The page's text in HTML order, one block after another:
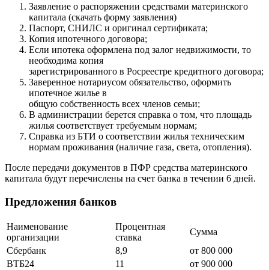
Заявление о распоряжении средствами материнского
капитала (скачать форму заявления)
Паспорт, СНИЛС и оригинал сертификата;
Копия ипотечного договора;
Если ипотека оформлена под залог недвижимости, то
необходима копия
зарегистрированного в Росреестре кредитного договора;
Заверенное нотариусом обязательство, оформить
ипотечное жилье в
общую собственность всех членов семьи;
В администрации берется справка о том, что площадь
жилья соответствует требуемым нормам;
Справка из БТИ о соответствии жилья техническим
нормам проживания (наличие газа, света, отопления).
После передачи документов в ПФР средства материнского
капитала будут перечислены на счет банка в течении 6 дней.
Предложения банков
Наименование
организации
Процентная
ставка
Сумма
Сбербанк
8,9
от 800 000
ВТБ24
11
от 900 000